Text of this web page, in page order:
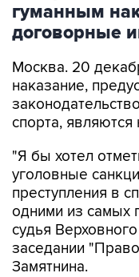
гуманным
договорные
Москва. 20
наказание,
спорта,
"Я бы хотел
уголовные
преступления в
одними из самых
судья
заседании
Замятнина.